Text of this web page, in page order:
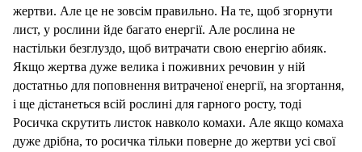
жертви. Але це не зовсім правильно. На те, щоб згорнути
лист, у рослини йде багато енергії. Але рослина не
настільки безглуздо, щоб витрачати свою енергію абияк.
Якщо жертва дуже велика і поживних речовин у ній
достатньо для поповнення витраченої енергії, на згортання,
і ще дістанеться всій рослині для гарного росту, тоді
Росичка скрутить листок навколо комахи. Але якщо комаха
дуже дрібна, то росичка тільки поверне до жертви усі свої